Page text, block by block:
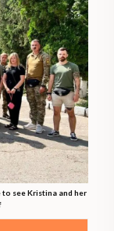
see Kristina and her